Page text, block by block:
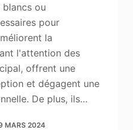
blancs ou
pour
la
l'attention des
offrent une
et dégagent une
De plus, ils…
MARS 2024